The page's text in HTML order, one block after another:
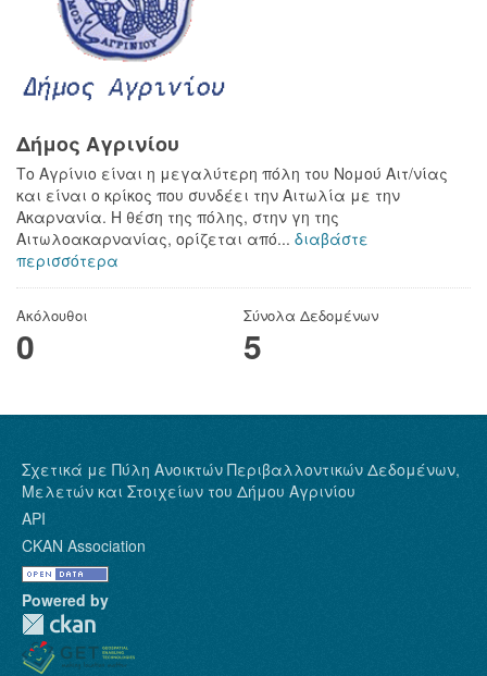
Δήμος Αγρινίου
Το Αγρίνιο είναι η μεγαλύτερη πόλη του Νομού Αιτ/νίας
και είναι ο κρίκος που συνδέει την Αιτωλία με την
Ακαρνανία. Η θέση της πόλης, στην γη της
Αιτωλοακαρνανίας, ορίζεται από... διαβάστε
περισσότερα
Ακόλουθοι
0
Σύνολα Δεδομένων
5
Σχετικά με Πύλη Ανοικτών Περιβαλλοντικών Δεδομένων,
Μελετών και Στοιχείων του Δήμου Αγρινίου
API
CKAN Association
Powered by